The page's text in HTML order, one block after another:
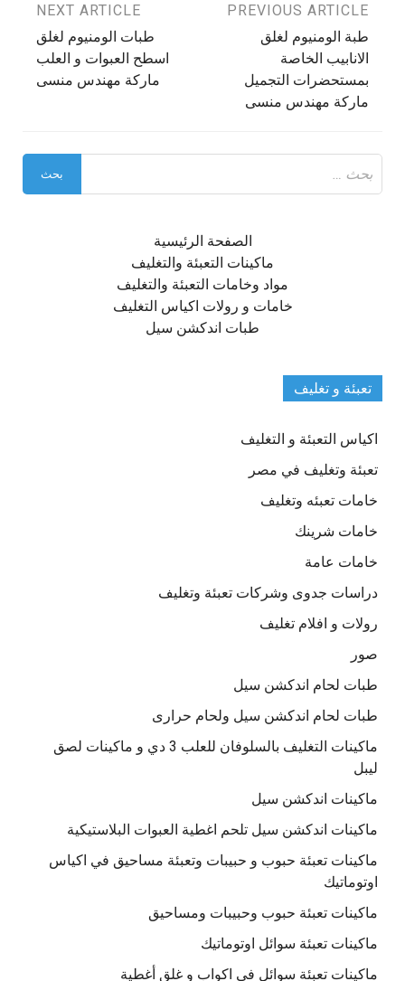
تصفّح
المقالات
PREVIOUS ARTICLE
طبة الومنيوم لغلق
الانابيب الخاصة
بمستحضرات التجميل
ماركة مهندس منسى
NEXT ARTICLE
طبات الومنيوم لغلق
اسطح العبوات و العلب
ماركة مهندس منسى
عن:
الصفحة الرئيسية
ماكينات التعبئة والتغليف
مواد وخامات التعبئة والتغليف
خامات و رولات اكياس التغليف
طبات اندكشن سيل
تعبئة و تغليف
اكياس التعبئة و التغليف
تعبئة وتغليف في مصر
خامات تعبئه وتغليف
خامات شرينك
خامات عامة
دراسات جدوى وشركات تعبئة وتغليف
رولات و افلام تغليف
صور
طبات لحام اندكشن سيل
طبات لحام اندكشن سيل ولحام حرارى
ماكينات التغليف بالسلوفان للعلب 3 دي و ماكينات لصق
ليبل
ماكينات اندكشن سيل
ماكينات اندكشن سيل تلحم اغطية العبوات البلاستيكية
ماكينات تعبئة حبوب و حبيبات وتعبئة مساحيق في اكياس
اوتوماتيك
ماكينات تعبئة حبوب وحبيبات ومساحيق
ماكينات تعبئة سوائل اوتوماتيك
ماكينات تعبئة سوائل فى اكواب و غلق أغطية